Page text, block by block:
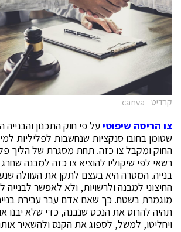
קרדיט - canva
צו הריסה שיפוטיעל פי חוק התכנון והבנייה
שטומן בחובו סנקציות שנחשבות לפליליות
החוק ומקבל צו כזה. תחת מסגרת של הליך
רשאי לפי שיקוליו להוציא צו כזה למבנה
בנייה. המטרה היא בעצם לתקן את העוולה
החיצוני למבנה ולרשויות, ולא לאפשר לבנייה
מוגמרת בשטח. כך שאם אדם עבר עבירת
תהיה להרוס את הנכס שנבנה, כדי שלא יבנו
ויחליטו, למשל, לספוג את הקנס ולהשאיר